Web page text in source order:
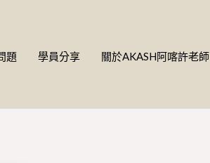
題 學員分享 關於AKASH阿喀許老師